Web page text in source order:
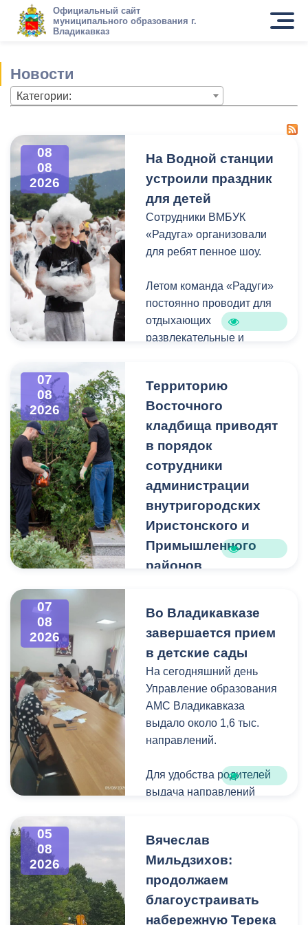
Официальный сайт
муниципального образования г.
Владикавказ
Новости
Категории:
08
08
2026
На Водной станции
устроили праздник
для детей
Сотрудники ВМБУК
«Радуга» организовали
для ребят пенное шоу.
Летом команда «Радуги»
постоянно проводит для
отдыхающих
развлекательные и
07
08
2026
Территорию
Восточного
кладбища приводят
в порядок
сотрудники
администрации
внутригородских
Иристонского и
Примышленного
районов
загущения территории
дикорастущими
деревьями,
муниципальные служащие
с утра косят, пилят
поросль между
захоронениями и
собирают скошенную
07
08
2026
Во Владикавказе
завершается прием
в детские сады
На сегодняшний день
Управление образования
АМС Владикавказа
выдало около 1,6 тыс.
направлений.
Для удобства родителей
выдача направлений
очередей и долгого
ожидания.
Прием в детские сады
начался 15 июля и
05
08
2026
Вячеслав
Мильдзихов:
продолжаем
благоустраивать
набережную Терека